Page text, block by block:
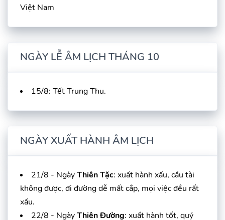
Việt Nam
NGÀY LỄ ÂM LỊCH THÁNG 10
15/8: Tết Trung Thu.
NGÀY XUẤT HÀNH ÂM LỊCH
21/8 - NgàyThiên Tặc: xuất hành xấu, cầu tài
không được, đi đường dễ mất cắp, mọi việc đều rất
xấu.
22/8 - NgàyThiên Đường: xuất hành tốt, quý